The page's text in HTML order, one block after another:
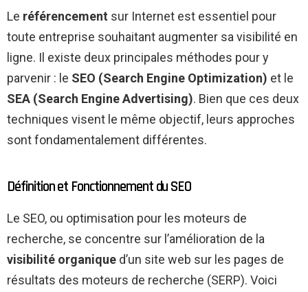
Le référencement sur Internet est essentiel pour
toute entreprise souhaitant augmenter sa visibilité en
ligne. Il existe deux principales méthodes pour y
parvenir : le SEO (Search Engine Optimization) et le
SEA (Search Engine Advertising). Bien que ces deux
techniques visent le même objectif, leurs approches
sont fondamentalement différentes.
Définition et Fonctionnement du SEO
Le SEO, ou optimisation pour les moteurs de
recherche, se concentre sur l’amélioration de la
visibilité organique d’un site web sur les pages de
résultats des moteurs de recherche (SERP). Voici